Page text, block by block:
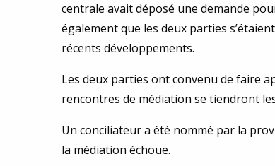
centrale avait déposé une demande
également que les deux parties
récents développements.
Les deux parties ont convenu de faire
rencontres de médiation se tiendront
Un conciliateur a été nommé par la
la médiation échoue.